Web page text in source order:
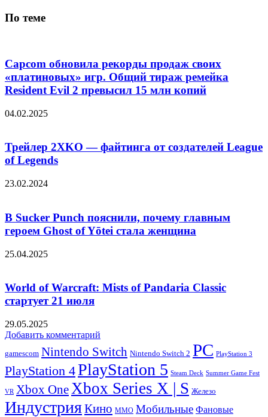
По теме
Capcom обновила рекорды продаж своих
«платиновых» игр. Общий тираж ремейка
Resident Evil 2 превысил 15 млн копий
04.02.2025
Трейлер 2XKO — файтинга от создателей League
of Legends
23.02.2024
В Sucker Punch пояснили, почему главным
героем Ghost of Yōtei стала женщина
25.04.2025
World of Warcraft: Mists of Pandaria Classic
стартует 21 июля
29.05.2025
Добавить комментарий
gamescom Nintendo Switch Nintendo Switch 2 PC PlayStation 3
PlayStation 4PlayStation 5 Steam Deck Summer Game Fest
VR Xbox OneXbox Series X | S Железо
ИндустрияКино ММО Мобильные Фановые